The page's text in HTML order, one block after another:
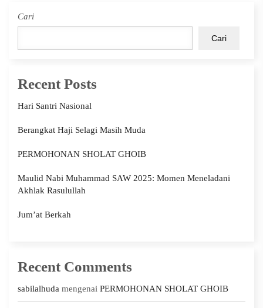
Cari
Cari
Recent Posts
Hari Santri Nasional
Berangkat Haji Selagi Masih Muda
PERMOHONAN SHOLAT GHOIB
Maulid Nabi Muhammad SAW 2025: Momen Meneladani
Akhlak Rasulullah
Jum’at Berkah
Recent Comments
sabilalhuda mengenai PERMOHONAN SHOLAT GHOIB